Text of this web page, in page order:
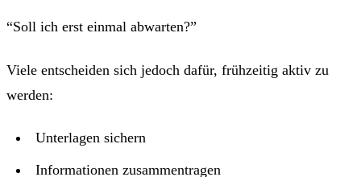
“Soll ich erst einmal abwarten?”
Viele entscheiden sich jedoch dafür, frühzeitig aktiv zu
werden:
Unterlagen sichern
Informationen zusammentragen